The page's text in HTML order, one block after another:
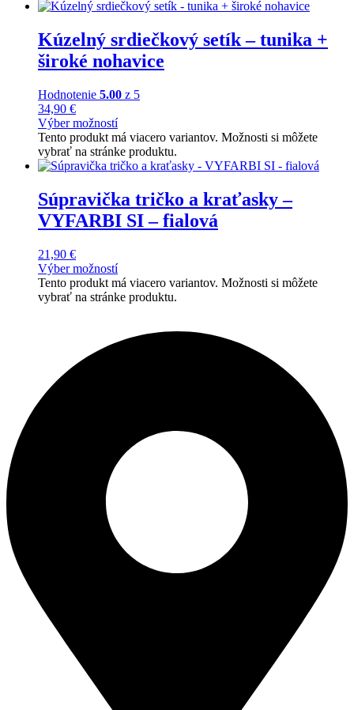
Kúzelný srdiečkový setík – tunika +
široké nohavice
Hodnotenie 5.00 z 5
34,90 €
Výber možností
Tento produkt má viacero variantov. Možnosti si môžete
vybrať na stránke produktu.
Súpravička tričko a kraťasky –
VYFARBI SI – fialová
21,90 €
Výber možností
Tento produkt má viacero variantov. Možnosti si môžete
vybrať na stránke produktu.